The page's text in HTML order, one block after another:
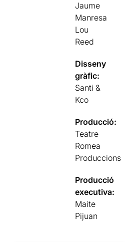
Jaume
Manresa
Lou
Reed
Disseny
gràfic:
Santi &
Kco
Producció:
Teatre
Romea
Produccions
Producció
executiva:
Maite
Pijuan